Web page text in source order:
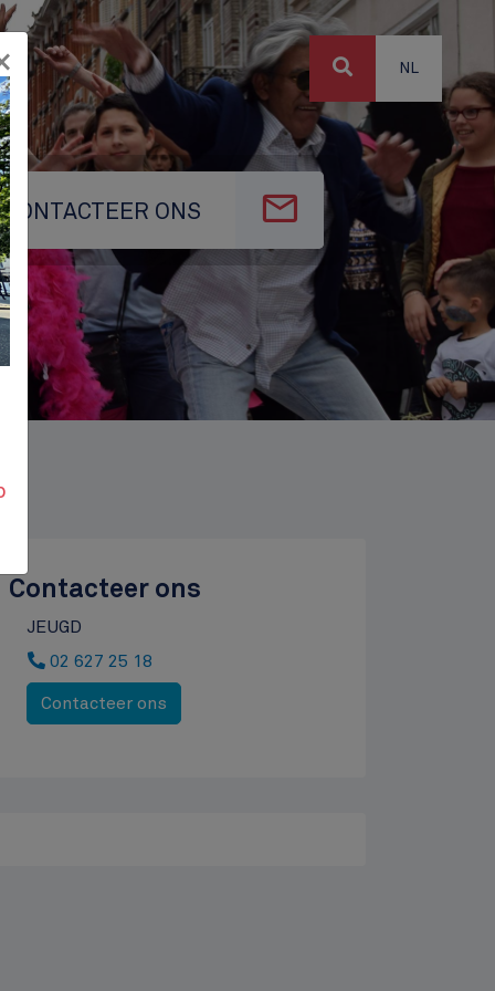
CONTACTEER ONS
NL
Contacteer ons
JEUGD
02 627 25 18
Contacteer ons